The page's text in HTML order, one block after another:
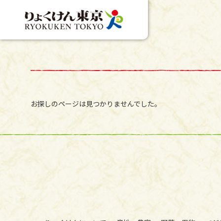
お探しのページは見つかりませんでした。